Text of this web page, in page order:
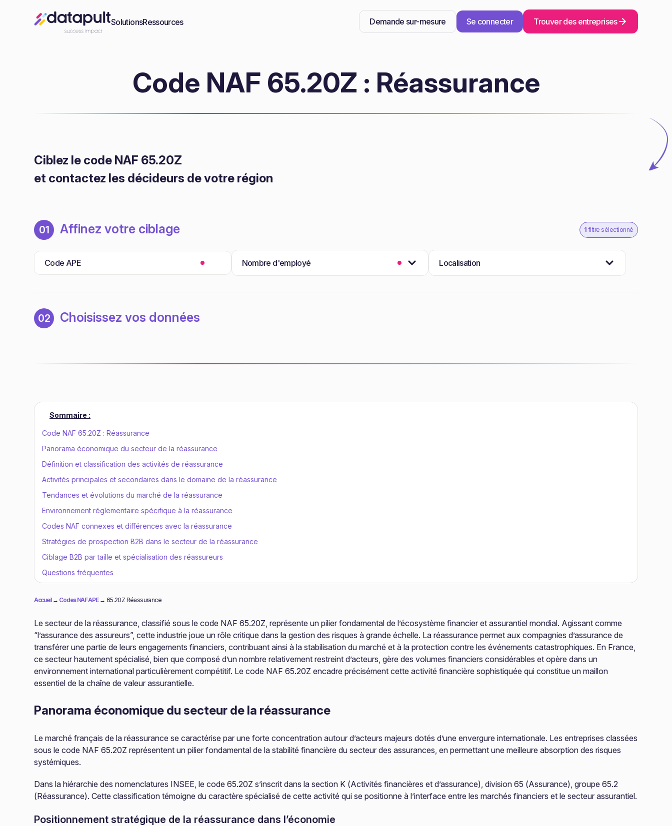
SolutionsRessources Demande sur-mesure Se connecter Trouver des entreprises
Code NAF 65.20Z : Réassurance
Ciblez le code NAF 65.20Z
et contactez les décideurs de votre région
01 Affinez votre ciblage 1 filtre sélectionné
Code APE Nombre d'employé Localisation
02 Choisissez vos données
Sommaire :
Code NAF 65.20Z : Réassurance
Panorama économique du secteur de la réassurance
Définition et classification des activités de réassurance
Activités principales et secondaires dans le domaine de la réassurance
Tendances et évolutions du marché de la réassurance
Environnement réglementaire spécifique à la réassurance
Codes NAF connexes et différences avec la réassurance
Stratégies de prospection B2B dans le secteur de la réassurance
Ciblage B2B par taille et spécialisation des réassureurs
Questions fréquentes
Accueil→ Codes NAF APE→ 65.20Z Réassurance
Le secteur de la réassurance, classifié sous le code NAF 65.20Z, représente un pilier fondamental de l’écosystème financier et assurantiel mondial. Agissant comme
“l’assurance des assureurs”, cette industrie joue un rôle critique dans la gestion des risques à grande échelle. La réassurance permet aux compagnies d’assurance de
transférer une partie de leurs engagements financiers, contribuant ainsi à la stabilisation du marché et à la protection contre les événements catastrophiques. En France,
ce secteur hautement spécialisé, bien que composé d’un nombre relativement restreint d’acteurs, gère des volumes financiers considérables et opère dans un
environnement international particulièrement compétitif. Le code NAF 65.20Z encadre précisément cette activité financière sophistiquée qui constitue un maillon
essentiel de la chaîne de valeur assurantielle.
Panorama économique du secteur de la réassurance
Le marché français de la réassurance se caractérise par une forte concentration autour d’acteurs majeurs dotés d’une envergure internationale. Les entreprises classées
sous le code NAF 65.20Z représentent un pilier fondamental de la stabilité financière du secteur des assurances, en permettant une meilleure absorption des risques
systémiques.
Dans la hiérarchie des nomenclatures INSEE, le code 65.20Z s’inscrit dans la section K (Activités financières et d’assurance), division 65 (Assurance), groupe 65.2
(Réassurance). Cette classification témoigne du caractère spécialisé de cette activité qui se positionne à l’interface entre les marchés financiers et le secteur assurantiel.
Positionnement stratégique de la réassurance dans l’économie